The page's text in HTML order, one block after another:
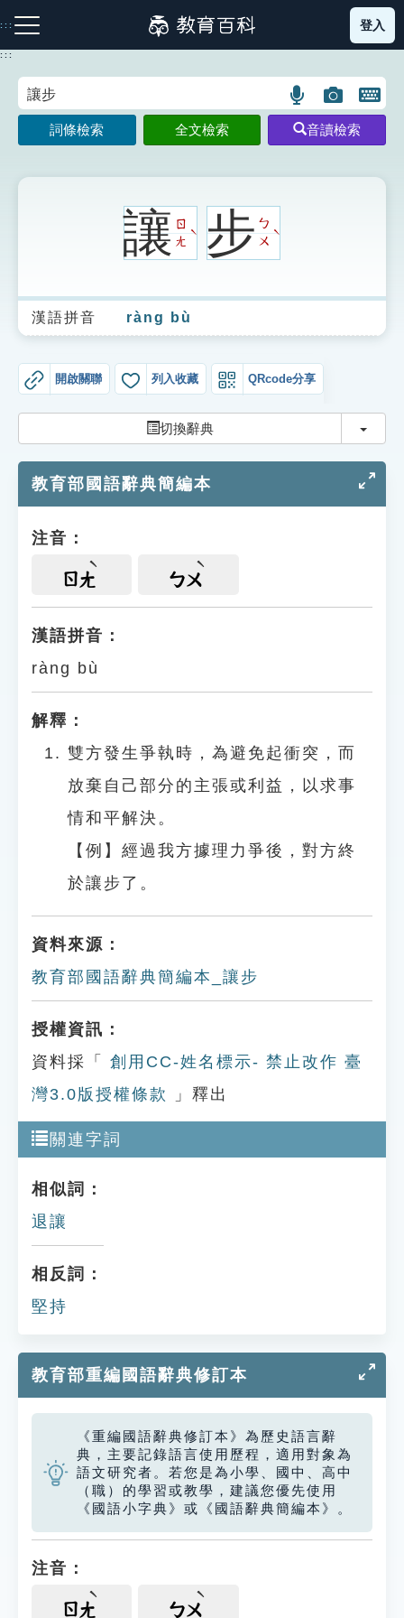
到
主
:::
注音索引圖示 筆畫索引圖示 部首索引表圖示
生字詞彙表
成語故事
索引選單
單字索引
遊戲專區
貓頭鷹博士
登入
:::
語
言
搜
圖
片
搜
開
鍵
圖
詞條檢索 全文檢索 音讀檢索
讓ㄖ
ㄤ
ˋ 步ㄅ
ㄨ
ˋ
漢語拼音 ràng bù
開啟關聯 列入收藏 QRcode分享
切換辭典 切換
教育部國語辭典簡編本
注音：
ㄖㄤ ㄅㄨ
漢語拼音：
ràng bù
解釋：
雙方發生爭執時，為避免起衝突，而
放棄自己部分的主張或利益，以求事
情和平解決。
【例】經過我方據理力爭後，對方終
於讓步了。
資料來源：
教育部國語辭典簡編本_讓步
授權資訊：
資料採「
創用CC-姓名標示- 禁止改作 臺
灣3.0版授權條款
」釋出
關連字詞
相似詞：
退讓
相反詞：
堅持
教育部重編國語辭典修訂本
《重編國語辭典修訂本》為歷史語言辭
典，主要記錄語言使用歷程，適用對象為
語文研究者。若您是為小學、國中、高中
（職）的學習或教學，建議您優先使用
《國語小字典》或《國語辭典簡編本》。
注音：
ㄖㄤ ㄅㄨ